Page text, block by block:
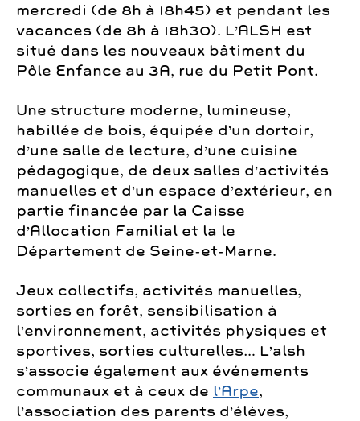
mercredi (de 8h à 18h45) et pendant les
vacances (de 8h à 18h30). L’ALSH est
situé dans les nouveaux bâtiment du
Pôle Enfance au 3A, rue du Petit Pont.
Une structure moderne, lumineuse,
habillée de bois, équipée d’un dortoir,
d’une salle de lecture, d’une cuisine
pédagogique, de deux salles d’activités
manuelles et d’un espace d’extérieur, en
partie financée par la Caisse
d’Allocation Familial et la le
Département de Seine-et-Marne.
Jeux collectifs, activités manuelles,
sorties en forêt, sensibilisation à
l’environnement, activités physiques et
sportives, sorties culturelles… L’alsh
s’associe également aux événements
communaux et à ceux de l’Arpe,
l’association des parents d’élèves,